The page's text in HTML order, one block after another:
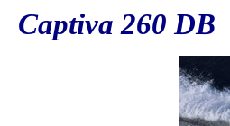
Captiva 260 DB